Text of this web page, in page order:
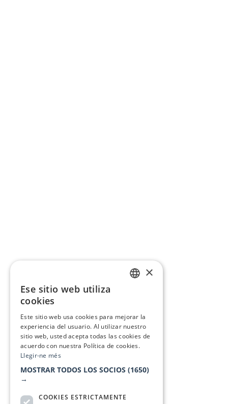
×
Ese sitio web utiliza
cookies
Este sitio web usa cookies para mejorar la
experiencia del usuario. Al utilizar nuestro
sitio web, usted acepta todas las cookies de
acuerdo con nuestra Política de cookies.
Llegir-ne més
MOSTRAR TODOS LOS SOCIOS (1650)
→
COOKIES ESTRICTAMENTE